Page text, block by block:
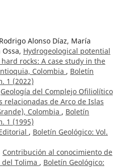
Alonso Díaz, María
Hydrogeological potential
rocks: A case study in the
Colombia , Boletín
1 (2022)
Geología del Complejo Ofiliolítico
relacionadas de Arco de Islas
Colombia , Boletín
1 (1995)
, Boletín Geológico: Vol.
Contribución al conocimiento de
Tolima , Boletín Geológico: